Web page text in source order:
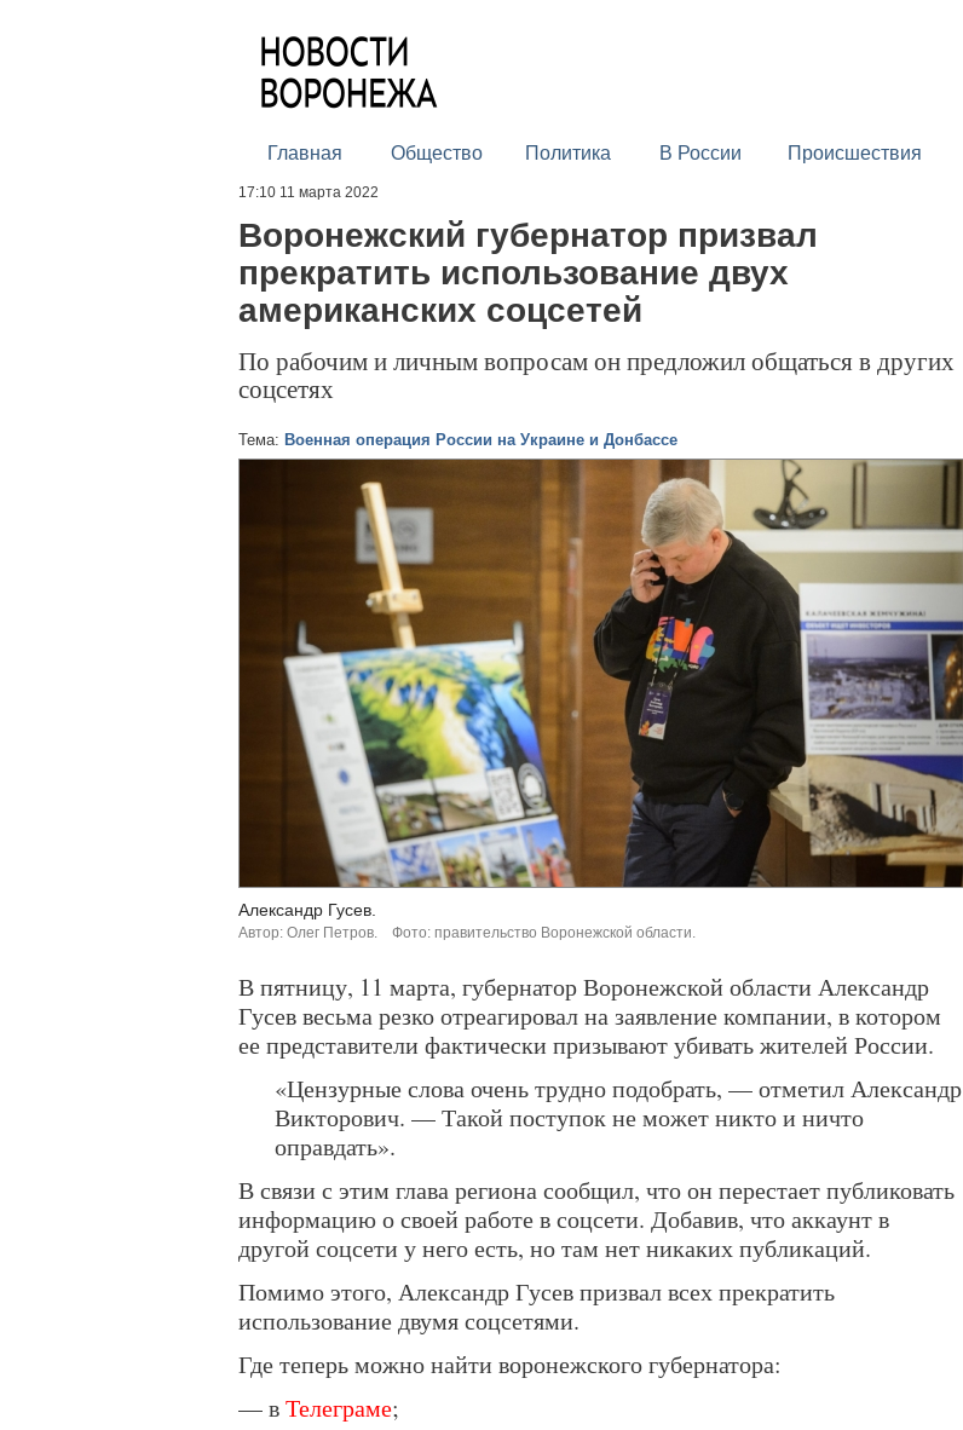
Главная Общество Политика В России Происшествия
17:10 11 марта 2022
Воронежский губернатор призвал
прекратить использование двух
американских соцсетей
По рабочим и личным вопросам он предложил общаться в других
соцсетях
Тема: Военная операция России на Украине и Донбассе
Александр Гусев.
Автор: Олег Петров. Фото: правительство Воронежской области.
В пятницу, 11 марта, губернатор Воронежской области Александр
Гусев весьма резко отреагировал на заявление компании, в котором
ее представители фактически призывают убивать жителей России.
«Цензурные слова очень трудно подобрать, — отметил Александр
Викторович. — Такой поступок не может никто и ничто
оправдать».
В связи с этим глава региона сообщил, что он перестает публиковать
информацию о своей работе в соцсети. Добавив, что аккаунт в
другой соцсети у него есть, но там нет никаких публикаций.
Помимо этого, Александр Гусев призвал всех прекратить
использование двумя соцсетями.
Где теперь можно найти воронежского губернатора:
— вТелеграме;